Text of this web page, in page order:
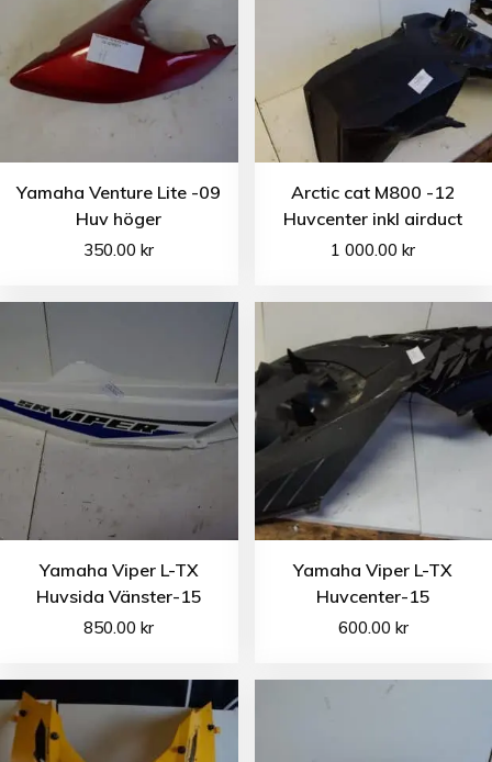
Yamaha Venture Lite -09
Huv höger
350.00kr
Arctic cat M800 -12
Huvcenter inkl airduct
1 000.00kr
Yamaha Viper L-TX
Huvsida Vänster-15
850.00kr
Yamaha Viper L-TX
Huvcenter-15
600.00 kr